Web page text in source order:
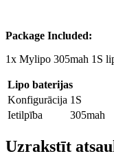
Package Included:
1x Mylipo 305mah 1S
Lipo baterijas
Konfigurācija 1S
Ietilpība
305mah
Uzrakstīt